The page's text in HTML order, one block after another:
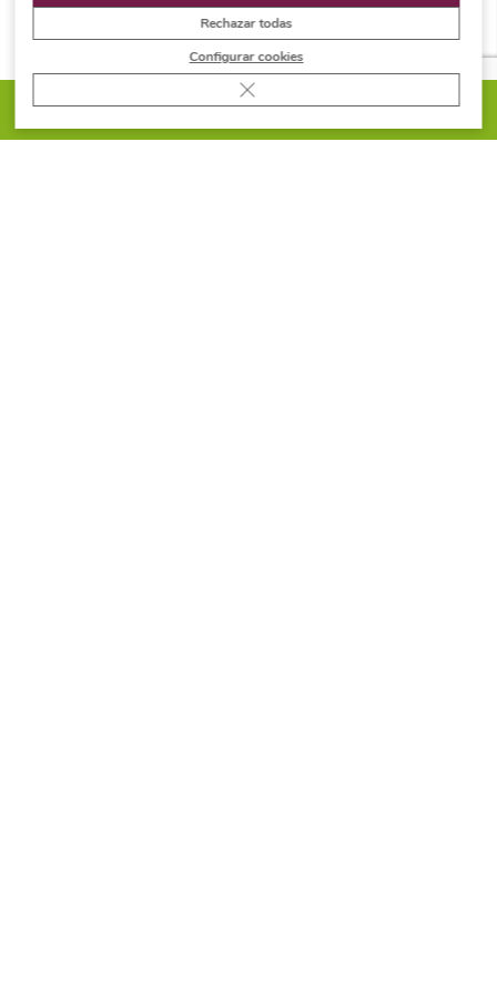
verla”.
Rechazar todas
Configurar cookies
Cerrar el banner de cookies RGPD
PIDE PRESUPUESTO